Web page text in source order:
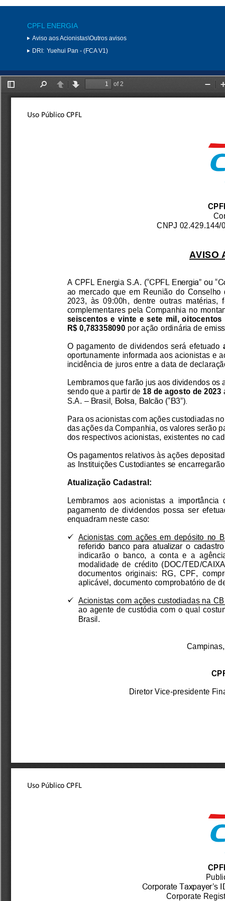
CPFL ENERGIA
Aviso aos Acionistas\Outros avisos
DRI: Yuehui Pan - (FCA V1)